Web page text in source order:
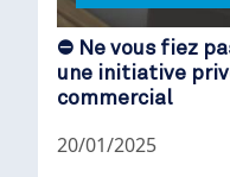
⛔ Ne vous fiez
une initiative
commercial
20/01/2025